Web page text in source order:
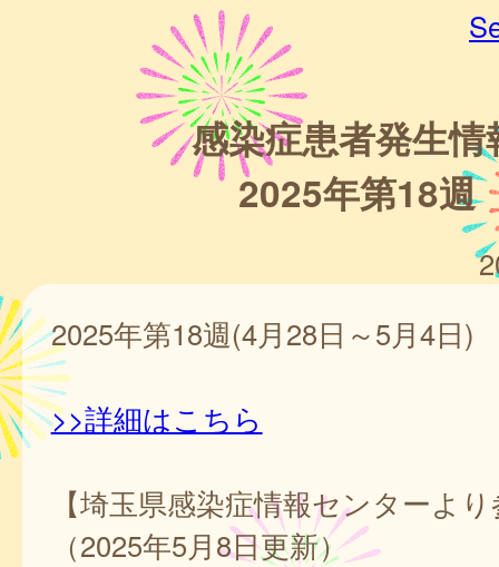
感染症患者発生情
2025年第18週
2025年第18週(4月28日～5月4日)
>>詳細はこちら
【埼玉県感染症情報センターよ
（2025年5月8日更新）